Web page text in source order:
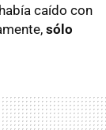
caído con
sólo